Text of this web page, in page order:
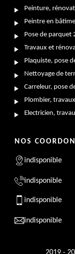
Peinture,
Peintre en
Pose de parquet
Travaux et
Plaquiste, pose
Nettoyage de
Carreleur, pose
Plombier,
Electricien,
NOS
indisponible
indisponible
indisponible
indisponible